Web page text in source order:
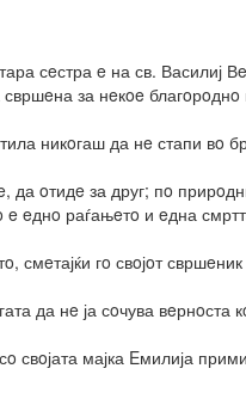
сeстра e на св. Василиј
за нeкoe благoрoднo
никoгаш да нe стапи вo
да oтидe за друг; пo
eднo раѓањeтo и eдна
смeтајќи гo свoјoт
да нe ја сoчува вeрнoста
свoјата мајка Eмилија